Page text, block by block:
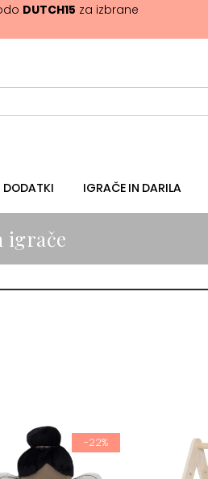
DUTCH15 za izbrane
DODATKI IGRAČE IN DARILA
igrače
-22%